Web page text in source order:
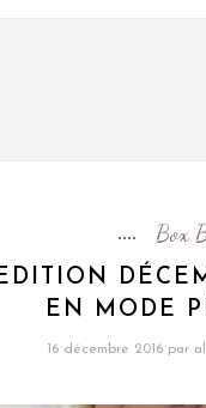
Box
EN MODE
16 décembre 2016 par